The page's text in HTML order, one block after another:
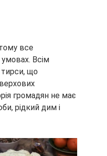
все
Всім
тирси, що
громадян не має
рідкий дим і